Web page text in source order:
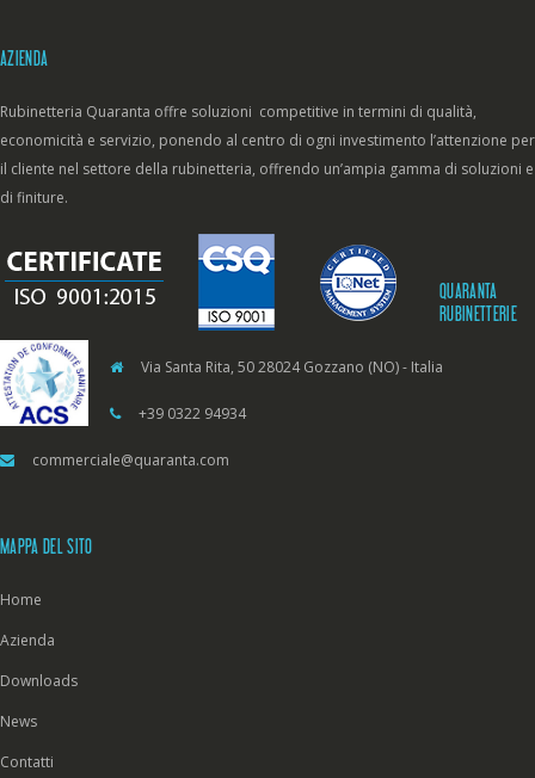
AZIENDA
Rubinetteria Quaranta offre soluzioni competitive in termini di qualità,
economicità e servizio, ponendo al centro di ogni investimento l’attenzione per
il cliente nel settore della rubinetteria, offrendo un’ampia gamma di soluzioni e
di finiture.
QUARANTA
RUBINETTERIE
Via Santa Rita, 50 28024 Gozzano (NO) - Italia
+39 0322 94934
commerciale@quaranta.com
MAPPA DEL SITO
Home
Azienda
Downloads
News
Contatti